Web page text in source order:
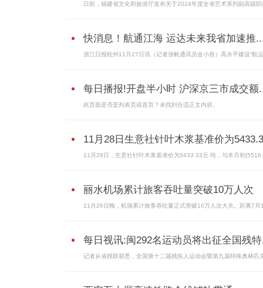
日前，福建省文化和旅游厅发布关于2024年度全省艺术系列副高级职
快消息！航通江海 运达未来我省加速推
浙江日报杭州11月27日讯（记者张帆通讯员金小燕）高水平建设“航运
每日播报!开盘半小时 沪深京三市成交额
此页面是否是列表页或首页？未找到合适正文内容。
11月28日生意社针叶木浆基准价为
11月28日，生意社针叶木浆基准价为5433 33元 吨，与本月初(5516
丽水机场累计旅客吞吐量突破10万人次
11月26日晚，机场累计旅客吞吐量正式突破10万人次大关。距离7月
每日视讯:闽292名运动员将出征全国残
记者从省残联获悉，全国第十二届残疾人运动会暨第九届特殊奥林匹